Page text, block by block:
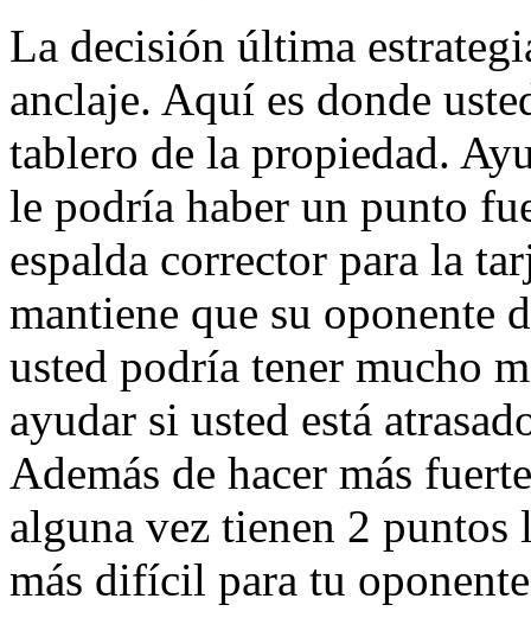
La decisión última
anclaje. Aquí es donde
tablero de la propiedad.
le podría haber un punto
espalda corrector para la
mantiene que su oponente
usted podría tener mucho
ayudar si usted está
Además de hacer más
alguna vez tienen 2 puntos
más difícil para tu